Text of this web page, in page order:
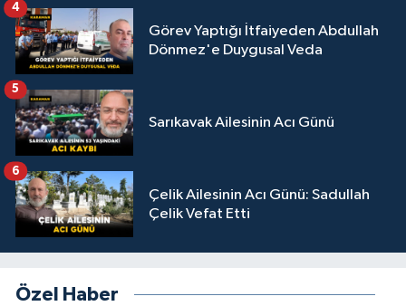
Görev Yaptığı İtfaiyeden Abdullah
Dönmez'e Duygusal Veda
4
Sarıkavak Ailesinin Acı Günü
5
Çelik Ailesinin Acı Günü: Sadullah
Çelik Vefat Etti
6
Özel Haber